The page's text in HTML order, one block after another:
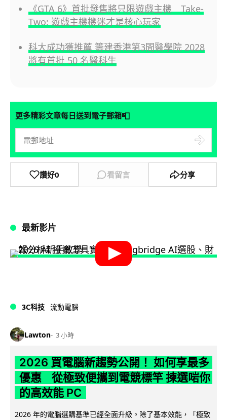
《GTA 6》首批發售將只限遊戲主機 Take-
Two: 遊戲主機機迷才是核心玩家
科大成功獲推薦 籌建香港第3間醫學院 2028
將有首批 50 名醫科生
更多精彩文章每日送到電子郵箱📮
讚好0 看留言 分享
最新影片
3C科技 流動電腦
Lawton 3 小時
2026 買電腦新趨勢公開！ 如何享最多
優惠 從極致便攜到電競標竿 揀選啱你
的高效能 PC
2026 年的電腦選購基準已經全面升級。除了基本效能，「極致